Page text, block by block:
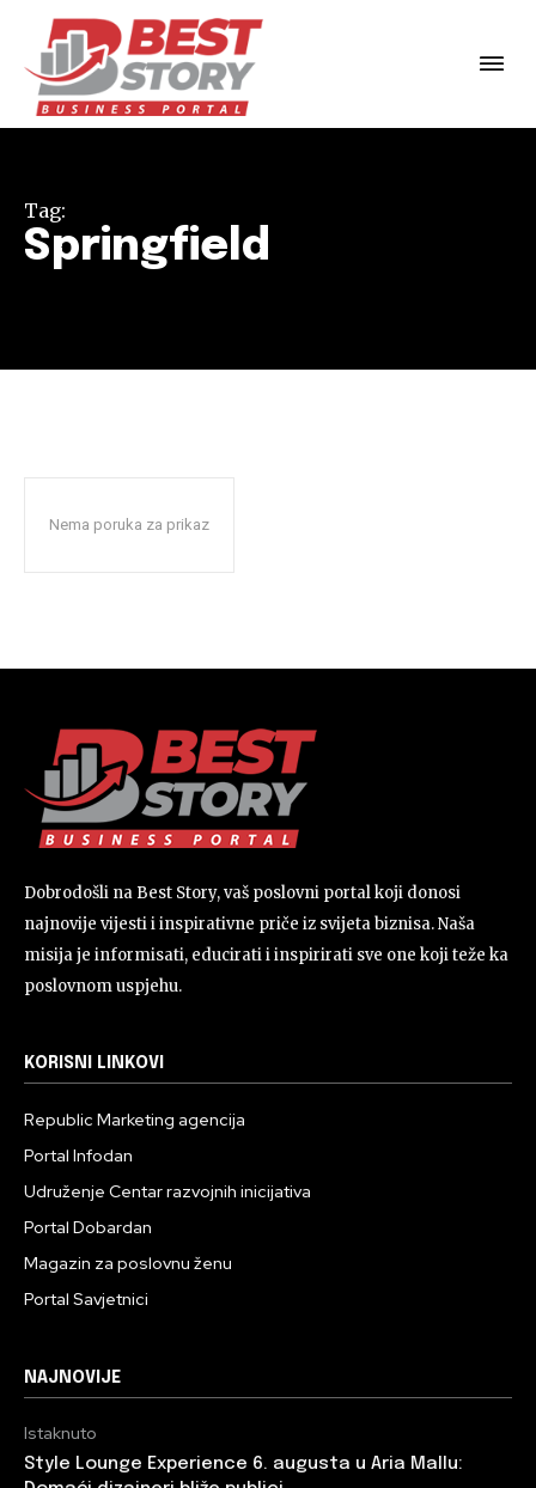
Tag:
Springfield
Nema poruka za prikaz
Dobrodošli na Best Story, vaš poslovni portal koji donosi
najnovije vijesti i inspirativne priče iz svijeta biznisa. Naša
misija je informisati, educirati i inspirirati sve one koji teže ka
poslovnom uspjehu.
KORISNI LINKOVI
Republic Marketing agencija
Portal Infodan
Udruženje Centar razvojnih inicijativa
Portal Dobardan
Magazin za poslovnu ženu
Portal Savjetnici
NAJNOVIJE
Istaknuto
Style Lounge Experience 6. augusta u Aria Mallu: